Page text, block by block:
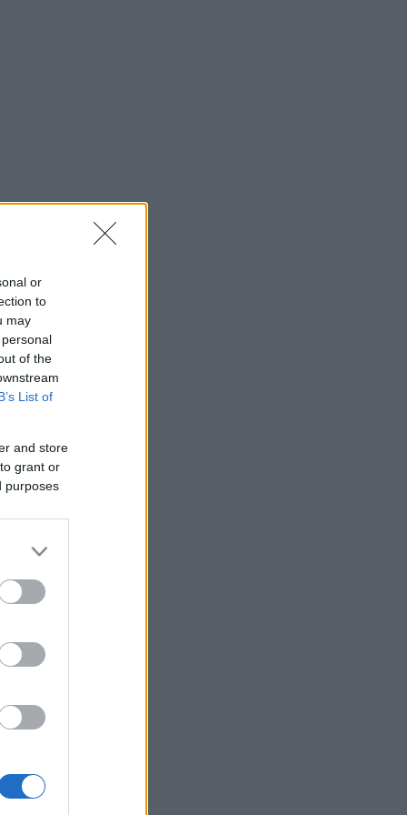
or
to
may
of the
List of
and store
grant or
purposes